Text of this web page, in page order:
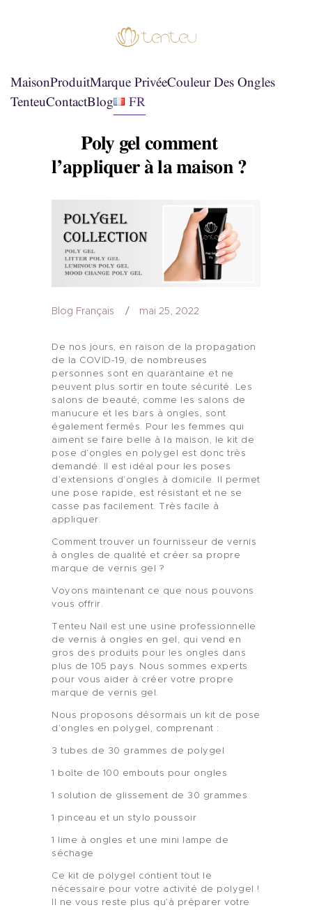
MaisonProduitMarque PrivéeCouleur Des Ongles
TenteuContactBlog FR
Poly gel comment
l’appliquer à la maison ?
Blog Français mai 25, 2022
De nos jours, en raison de la propagation
de la COVID-19, de nombreuses
personnes sont en quarantaine et ne
peuvent plus sortir en toute sécurité. Les
salons de beauté, comme les salons de
manucure et les bars à ongles, sont
également fermés. Pour les femmes qui
aiment se faire belle à la maison, le kit de
pose d’ongles en polygel est donc très
demandé. Il est idéal pour les poses
d’extensions d’ongles à domicile. Il permet
une pose rapide, est résistant et ne se
casse pas facilement. Très facile à
appliquer.
Comment trouver un fournisseur de vernis
à ongles de qualité et créer sa propre
marque de vernis gel ?
Voyons maintenant ce que nous pouvons
vous offrir.
Tenteu Nail est une usine professionnelle
de vernis à ongles en gel, qui vend en
gros des produits pour les ongles dans
plus de 105 pays. Nous sommes experts
pour vous aider à créer votre propre
marque de vernis gel.
Nous proposons désormais un kit de pose
d’ongles en polygel, comprenant :
3 tubes de 30 grammes de polygel
1 boîte de 100 embouts pour ongles
1 solution de glissement de 30 grammes
1 pinceau et un stylo poussoir
1 lime à ongles et une mini lampe de
séchage
Ce kit de polygel contient tout le
nécessaire pour votre activité de polygel !
Il ne vous reste plus qu’à préparer votre